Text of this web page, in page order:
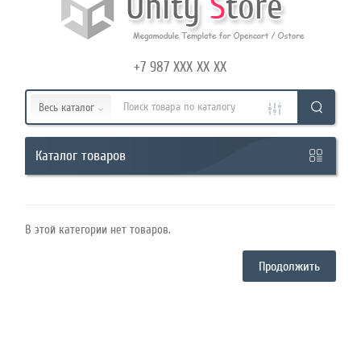
Контакты
+7 987 XXX XX XX
Весь каталог
Каталог товаров
В этой категории нет товаров.
Продолжить